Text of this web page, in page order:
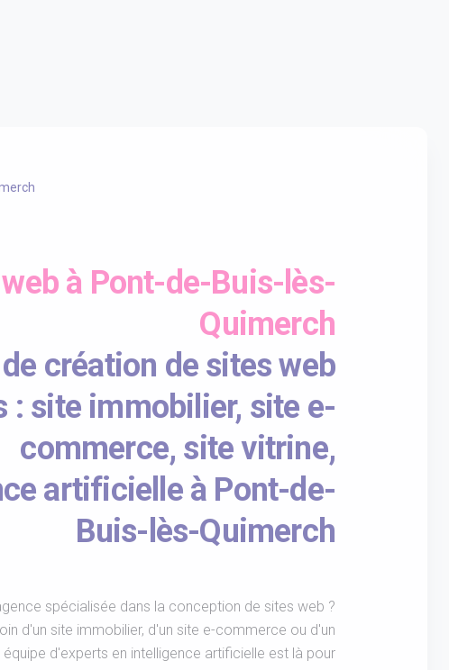
à Pont-de-Buis-lès-
Quimerch
création de sites web
: site immobilier, site e-
commerce, site vitrine,
artificielle à Pont-de-
Buis-lès-Quimerch
spécialisée dans la conception de sites web ?
d'un site immobilier, d'un site e-commerce ou d'un
équipe d'experts en intelligence artificielle est là pour